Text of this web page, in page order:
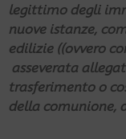
legittimo degli
nuove istanze,
edilizie ((ovvero
asseverata
trasferimento o
della comunione,